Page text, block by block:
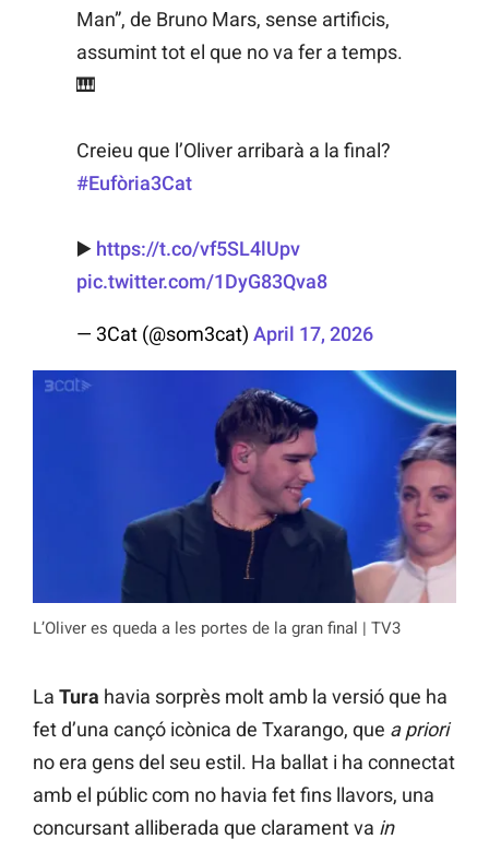
Man”, de Bruno Mars, sense artificis,
assumint tot el que no va fer a temps.
🎹
Creieu que l’Oliver arribarà a la final?
#Eufòria3Cat
▶️ https://t.co/vf5SL4lUpv
pic.twitter.com/1DyG83Qva8
— 3Cat (@som3cat) April 17, 2026
L’Oliver es queda a les portes de la gran final | TV3
La Tura havia sorprès molt amb la versió que ha
fet d’una cançó icònica de Txarango, que a priori
no era gens del seu estil. Ha ballat i ha connectat
amb el públic com no havia fet fins llavors, una
concursant alliberada que clarament va in